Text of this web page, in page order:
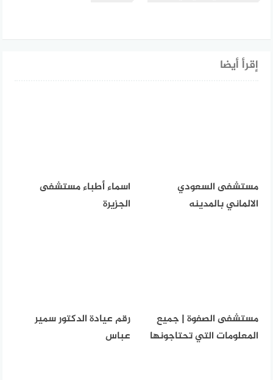
إقرأ أيضا
مستشفى السعودي
الالماني بالمدينه
اسماء أطباء مستشفى
الجزيرة
مستشفى الصفوة | جميع
المعلومات التي تحتاجونها
رقم عيادة الدكتور سمير
عباس